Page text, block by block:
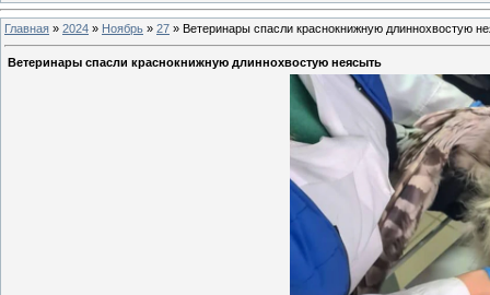
Главная » 2024 » Ноябрь » 27 » Ветеринары спасли краснокнижную длиннохвостую
Ветеринары спасли краснокнижную длиннохвостую неясыть